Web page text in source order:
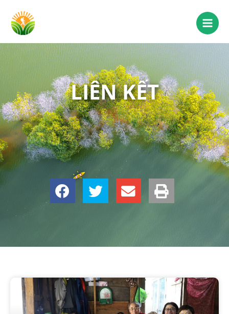
LIÊN KẾT